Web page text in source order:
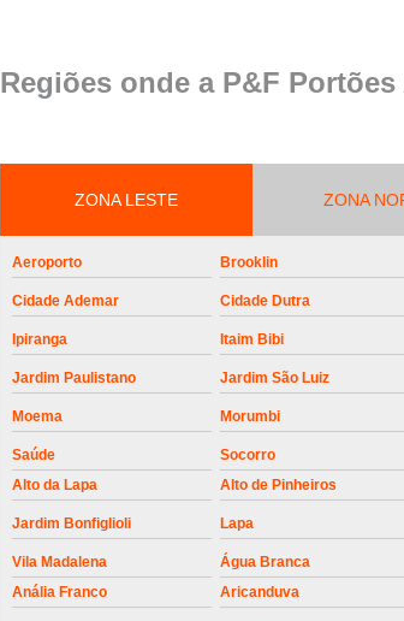
Troca de placa
central do
roldanas e
Regiões onde a P&F
ZONA LESTE ZONA
Aeroporto Brooklin
Cidade Ademar Cidade Dutra
Ipiranga Itaim Bibi
Jardim Paulistano Jardim São Luiz
Moema Morumbi
Saúde Socorro
Alto da Lapa
Alto de Pinheiros
Jardim Bonfiglioli Lapa
Vila Madalena
Água Branca
Anália Franco
Aricanduva